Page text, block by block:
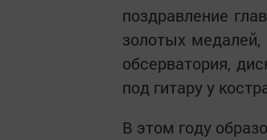
поздравление
золотых
обсерватория,
под гитару у
В этом году